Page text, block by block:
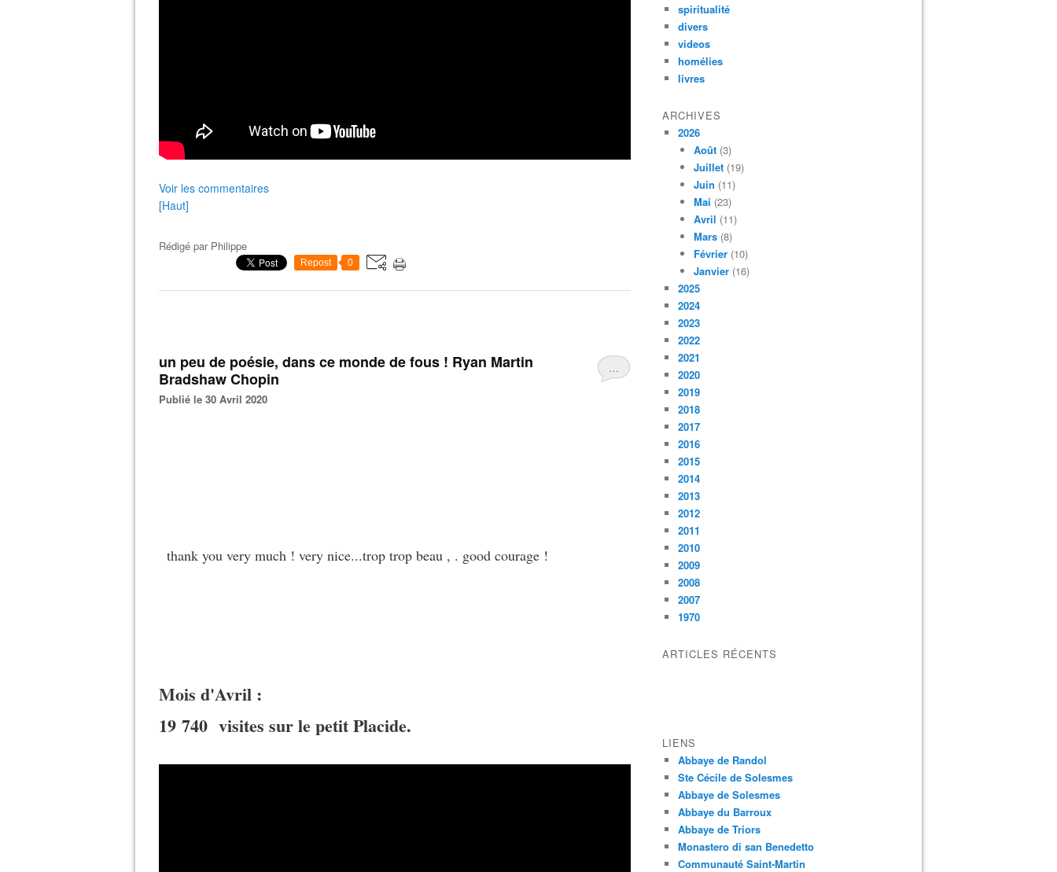
Voir les commentaires
[Haut]
Rédigé par Philippe
Repost 0
…
un peu de poésie, dans ce monde de fous ! Ryan Martin
Bradshaw Chopin
Publié le 30 Avril 2020
thank you very much ! very nice...trop trop beau , . good courage !
Mois d'Avril :
19 740 visites sur le petit Placide.
spiritualité
divers
videos
homélies
livres
ARCHIVES
2026
Août (3)
Juillet (19)
Juin (11)
Mai (23)
Avril (11)
Mars (8)
Février (10)
Janvier (16)
2025
2024
2023
2022
2021
2020
2019
2018
2017
2016
2015
2014
2013
2012
2011
2010
2009
2008
2007
1970
ARTICLES RÉCENTS
LIENS
Abbaye de Randol
Ste Cécile de Solesmes
Abbaye de Solesmes
Abbaye du Barroux
Abbaye de Triors
Monastero di san Benedetto
Communauté Saint-Martin